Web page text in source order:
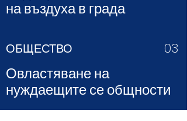
на въздуха в града
ОБЩЕСТВО 03
Овластяване на
нуждаещите се общности